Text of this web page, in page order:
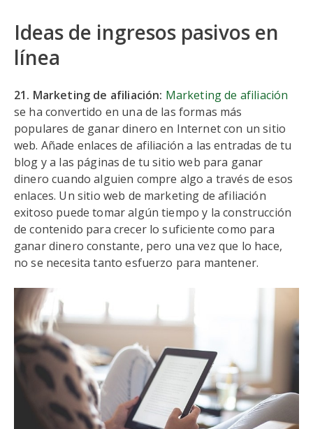
Ideas de ingresos pasivos en
línea
21. Marketing de afiliación: Marketing de afiliación
se ha convertido en una de las formas más
populares de ganar dinero en Internet con un sitio
web. Añade enlaces de afiliación a las entradas de tu
blog y a las páginas de tu sitio web para ganar
dinero cuando alguien compre algo a través de esos
enlaces. Un sitio web de marketing de afiliación
exitoso puede tomar algún tiempo y la construcción
de contenido para crecer lo suficiente como para
ganar dinero constante, pero una vez que lo hace,
no se necesita tanto esfuerzo para mantener.